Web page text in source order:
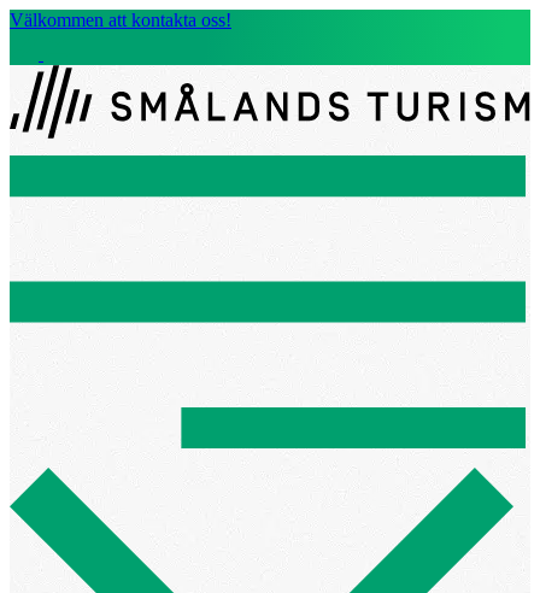
Välkommen att kontakta oss!